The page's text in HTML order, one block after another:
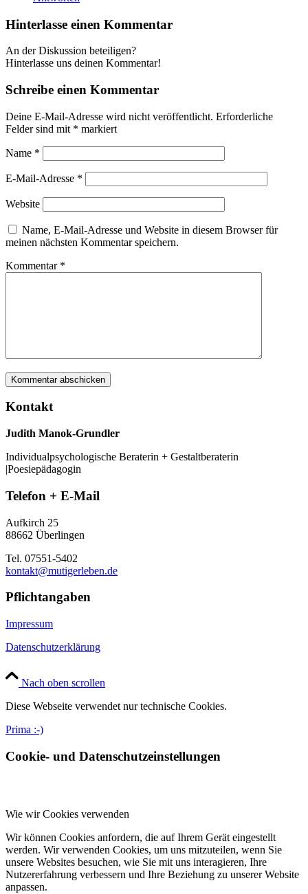
Hinterlasse einen Kommentar
An der Diskussion beteiligen?
Hinterlasse uns deinen Kommentar!
Schreibe einen Kommentar
Deine E-Mail-Adresse wird nicht veröffentlicht. Erforderliche
Felder sind mit * markiert
Name *
E-Mail-Adresse *
Website
Name, E-Mail-Adresse und Website in diesem Browser für
meinen nächsten Kommentar speichern.
Kommentar *
Kontakt
Judith Manok-Grundler
Individualpsychologische Beraterin + Gestaltberaterin
|Poesiepädagogin
Telefon + E-Mail
Aufkirch 25
88662 Überlingen
Tel. 07551-5402
kontakt@mutigerleben.de
Pflichtangaben
Impressum
Datenschutzerklärung
Nach oben scrollen
Diese Webseite verwendet nur technische Cookies.
Prima :-)
Cookie- und Datenschutzeinstellungen
Wie wir Cookies verwenden
Wir können Cookies anfordern, die auf Ihrem Gerät eingestellt
werden. Wir verwenden Cookies, um uns mitzuteilen, wenn Sie
unsere Websites besuchen, wie Sie mit uns interagieren, Ihre
Nutzererfahrung verbessern und Ihre Beziehung zu unserer Website
anpassen.